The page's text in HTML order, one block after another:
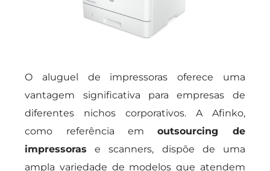
O aluguel de impressoras oferece uma
vantagem significativa para empresas de
diferentes nichos corporativos. A Afinko,
como referência emoutsourcing de
impressoras e scanners, dispõe de uma
ampla variedade de modelos que atendem